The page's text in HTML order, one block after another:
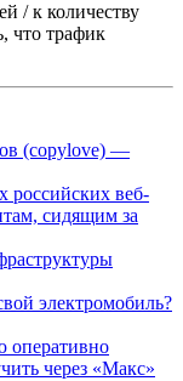
/ к количеству
что трафик
(copylove) —
российских веб-
сидящим за
электромобиль?
оперативно
через «Макс»